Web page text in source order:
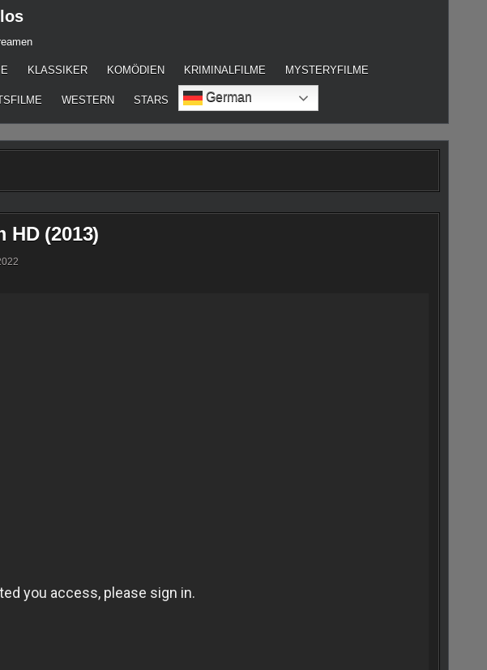
KLASSIKER KOMÖDIEN KRIMINALFILME MYSTERYFILME
WESTERN STARS German
HD (2013)